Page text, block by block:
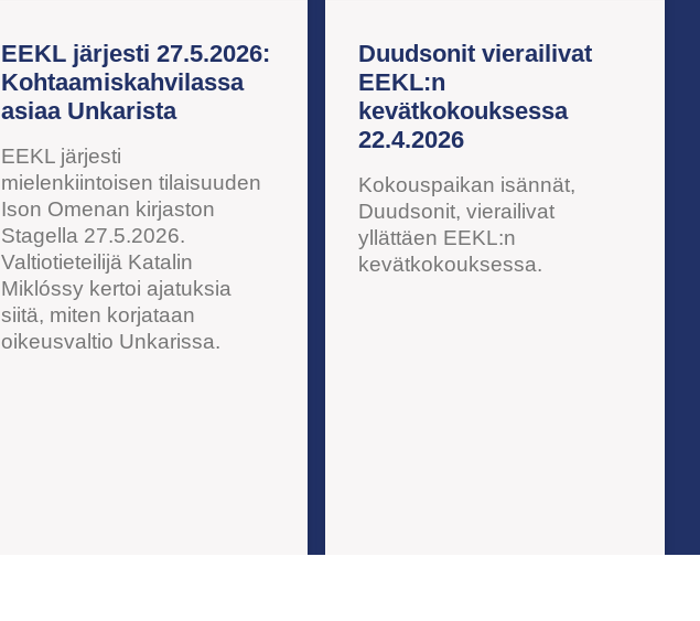
EEKL järjesti 27.5.2026:
Kohtaamiskahvilassa
asiaa Unkarista
EEKL järjesti
mielenkiintoisen tilaisuuden
Ison Omenan kirjaston
Stagella 27.5.2026.
Valtiotieteilijä Katalin
Miklóssy kertoi ajatuksia
siitä, miten korjataan
oikeusvaltio Unkarissa.
Duudsonit vierailivat
EEKL:n
kevätkokouksessa
22.4.2026
Kokouspaikan isännät,
Duudsonit, vierailivat
yllättäen EEKL:n
kevätkokouksessa.